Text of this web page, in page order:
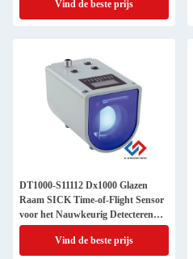
Vind de beste prijs
DT1000-S11112 Dx1000 Glazen
Raam SICK Time-of-Flight Sensor
voor het Nauwkeurig Detecteren
van Natuurlijke Objecten
Vind de beste prijs